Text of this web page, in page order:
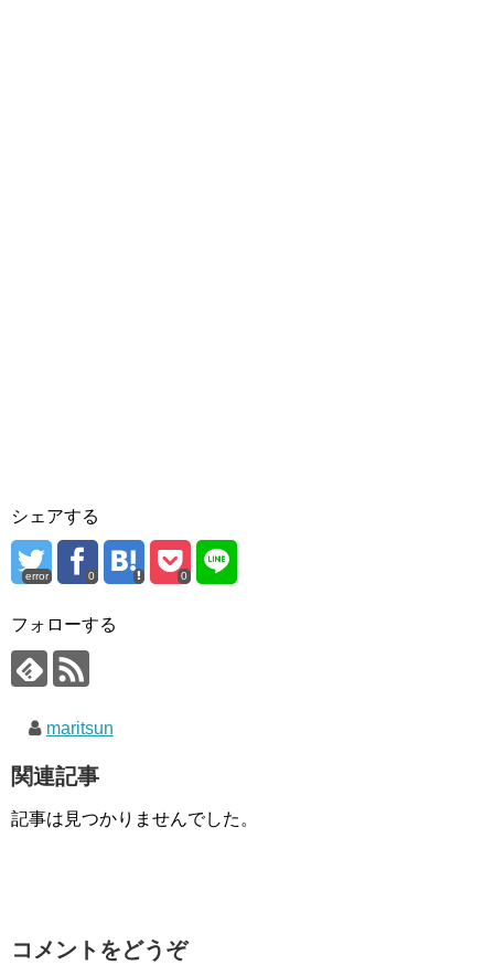
シェアする
error 0 0
フォローする
maritsun
関連記事
記事は見つかりませんでした。
コメントをどうぞ